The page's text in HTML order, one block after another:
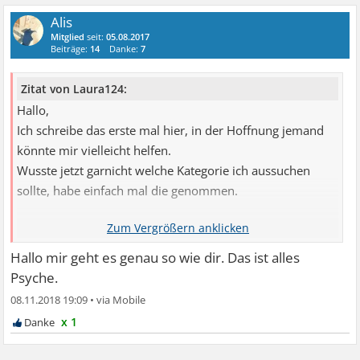
Alis
Mitglied seit:05.08.2017
Beiträge: 14 Danke:7
Zitat von Laura124:
Hallo,
Ich schreibe das erste mal hier, in der Hoffnung jemand
könnte mir vielleicht helfen.
Wusste jetzt garnicht welche Kategorie ich aussuchen
sollte, habe einfach mal die genommen.
Also das ganze geht schon länger, ich weiß garnicht wo
ich anfangen soll, deswegen schreibe ich wahrscheinlich
auch ein bisschen durcheinander.
viel ängstlicher als die Menschen in meinem Umfeld. Ich
Hallo mir geht es genau so wie dir. Das ist alles
Psyche.
08.11.2018 19:09 •
x 1